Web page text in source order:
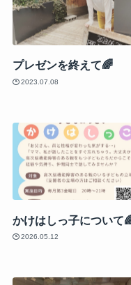
プレゼンを終えて🌈
2023.07.08
かけはしっ子について
2026.05.12